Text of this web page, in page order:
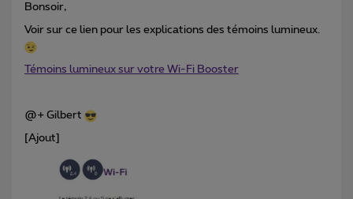
Bonsoir,
Voir sur ce lien pour les explications des témoins lumineux.
Témoins lumineux sur votre Wi-Fi Booster
@+ Gilbert
[Ajout]